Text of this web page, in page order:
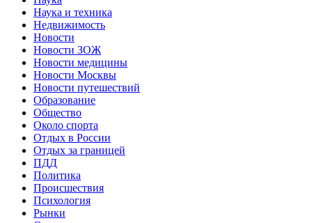
Наука и техника
Недвижимость
Новости
Новости ЗОЖ
Новости медицины
Новости Москвы
Новости путешествий
Образование
Общество
Около спорта
Отдых в России
Отдых за границей
ПДД
Политика
Происшествия
Психология
Рынки